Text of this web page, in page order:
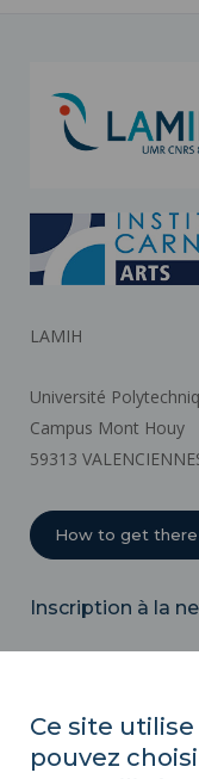
LAMIH
Université
Campus Mont Houy
59313
How to get there
Inscription à la
Ce site
pouvez